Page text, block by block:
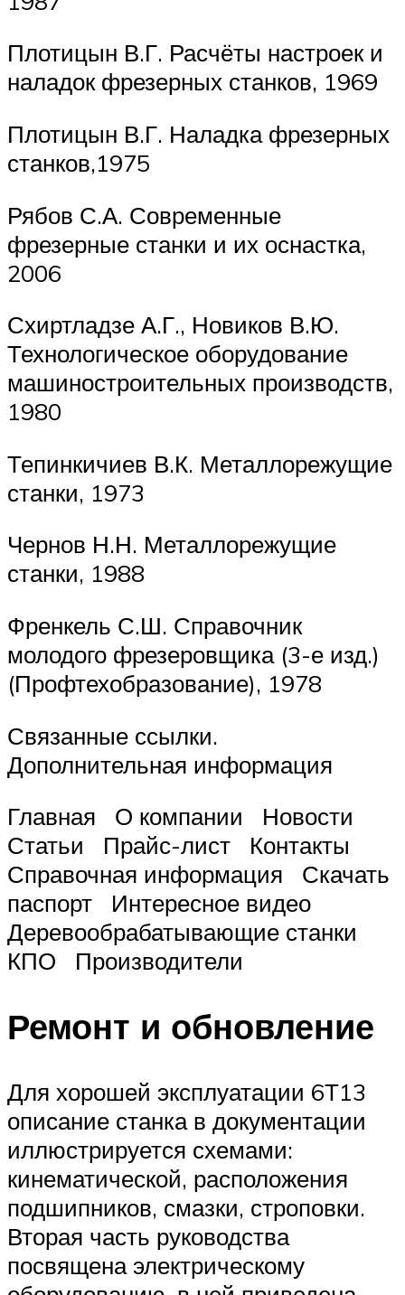
Плотицын В.Г. Расчёты настроек и
наладок фрезерных станков, 1969
Плотицын В.Г. Наладка фрезерных
станков,1975
Рябов С.А. Современные
фрезерные станки и их оснастка,
2006
Схиртладзе А.Г., Новиков В.Ю.
Технологическое оборудование
машиностроительных производств,
1980
Тепинкичиев В.К. Металлорежущие
станки, 1973
Чернов Н.Н. Металлорежущие
станки, 1988
Френкель С.Ш. Справочник
молодого фрезеровщика (3-е изд.)
(Профтехобразование), 1978
Связанные ссылки.
Дополнительная информация
Главная О компании Новости
Статьи Прайс-лист Контакты
Справочная информация Скачать
паспорт Интересное видео
Деревообрабатывающие станки
КПО Производители
Ремонт и обновление
Для хорошей эксплуатации 6Т13
описание станка в документации
иллюстрируется схемами:
кинематической, расположения
подшипников, смазки, строповки.
Вторая часть руководства
посвящена электрическому